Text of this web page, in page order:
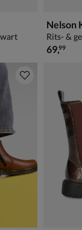
Nelson
Rits- &
€ 69,99
69,99